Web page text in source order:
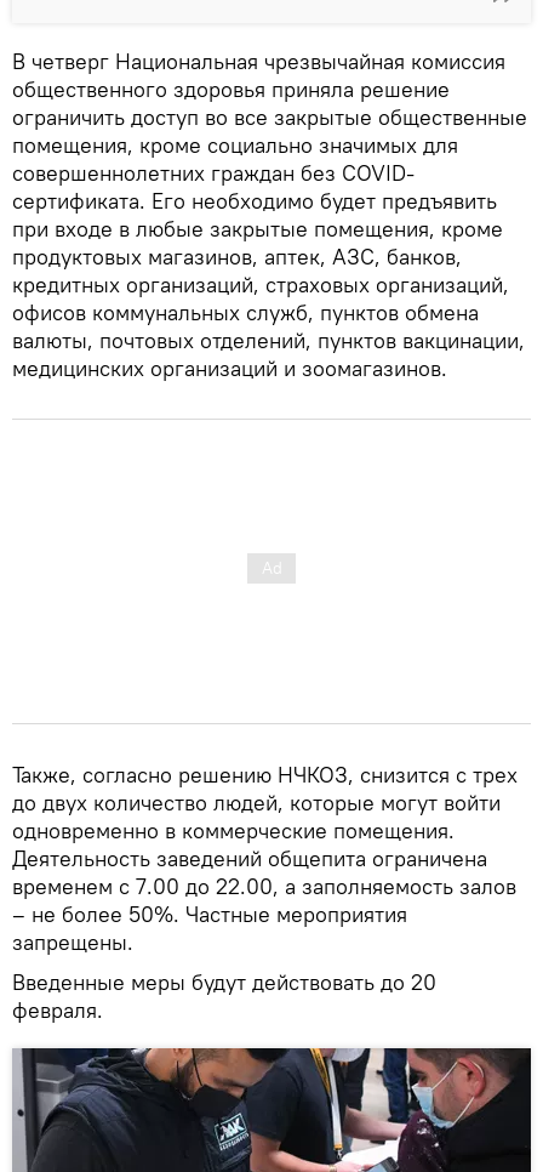
В четверг Национальная чрезвычайная комиссия
общественного здоровья приняла решение
ограничить доступ во все закрытые общественные
помещения, кроме социально значимых для
совершеннолетних граждан без COVID-
сертификата. Его необходимо будет предъявить
при входе в любые закрытые помещения, кроме
продуктовых магазинов, аптек, АЗС, банков,
кредитных организаций, страховых организаций,
офисов коммунальных служб, пунктов обмена
валюты, почтовых отделений, пунктов вакцинации,
медицинских организаций и зоомагазинов.
Также, согласно решению НЧКОЗ, снизится с трех
до двух количество людей, которые могут войти
одновременно в коммерческие помещения.
Деятельность заведений общепита ограничена
временем с 7.00 до 22.00, а заполняемость залов
– не более 50%. Частные мероприятия
запрещены.
Введенные меры будут действовать до 20
февраля.